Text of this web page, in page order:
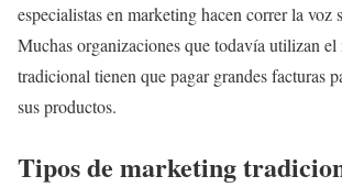
especialistas en marketing hacen correr la voz
Muchas organizaciones que todavía utilizan
tradicional tienen que pagar grandes facturas
sus productos.
Tipos de marketing